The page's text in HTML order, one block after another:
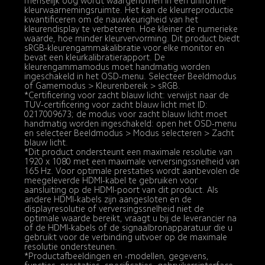
kleurwaarnemingsruimte. Het kan de kleurreproductie
kwantificeren om de nauwkeurigheid van het
kleurendisplay te verbeteren. Hoe kleiner de numerieke
waarde, hoe minder kleurvervorming. Dit product biedt
sRGB-kleurengammakalibratie voor elke monitor en
bevat een kleurkalibratierapport. De
kleurengammamodus moet handmatig worden
ingeschakeld in het OSD-menu. Selecteer Beeldmodus
of Gamemodus > Kleurenbereik > sRGB.
*Certificering voor zacht blauw licht: verwijst naar de
TÜV-certificering voor zacht blauw licht met ID:
0217009673; de modus voor zacht blauw licht moet
handmatig worden ingeschakeld: open het OSD-menu
en selecteer Beeldmodus > Modus selecteren > Zacht
blauw licht.
*Dit product ondersteunt een maximale resolutie van
1920 x 1080 met een maximale verversingssnelheid van
165 Hz. Voor optimale prestaties wordt aanbevolen de
meegeleverde HDMI-kabel te gebruiken voor
aansluiting op de HDMI-poort van dit product. Als
andere HDMI-kabels zijn aangesloten en de
displayresolutie of verversingssnelheid niet de
optimale waarde bereikt, vraagt u bij de leverancier na
of de HDMI-kabels of de signaalbronapparatuur die u
gebruikt voor de verbinding uitvoer op de maximale
resolutie ondersteunen.
*Productafbeeldingen en -modellen, gegevens,